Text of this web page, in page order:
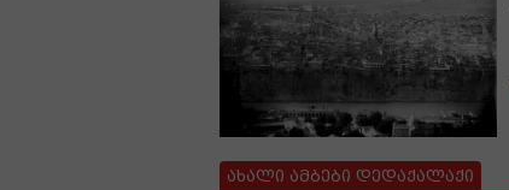
ახალი ამბები დედაქალაქი